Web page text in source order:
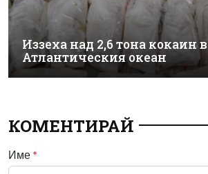
Иззеха над 2,6 тона кокаин в
Атлантическия океан
КОМЕНТИРАЙ
Име *